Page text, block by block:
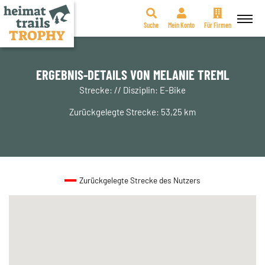
Zum
Suche Mein Konto Für Firmen
ERGEBNIS-DETAILS VON MELANIE TREML
Strecke: // Disziplin: E-Bike
Zurückgelegte Strecke: 53,25 km
Zurückgelegte Strecke des Nutzers